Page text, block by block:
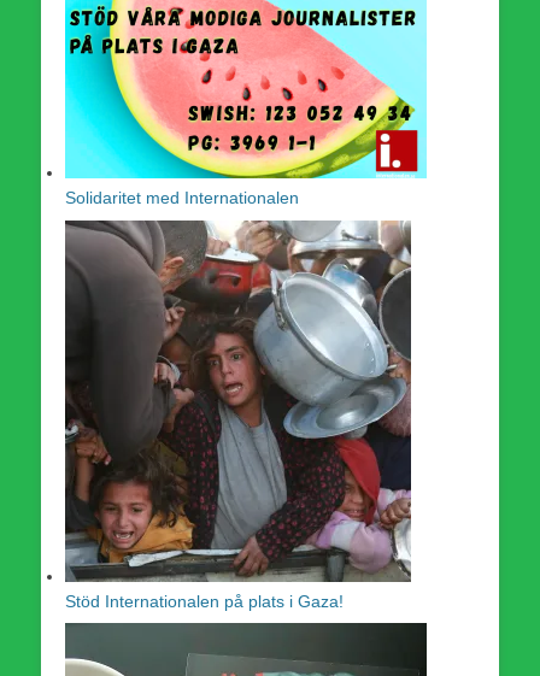
Solidaritet med Internationalen
Stöd Internationalen på plats i Gaza!